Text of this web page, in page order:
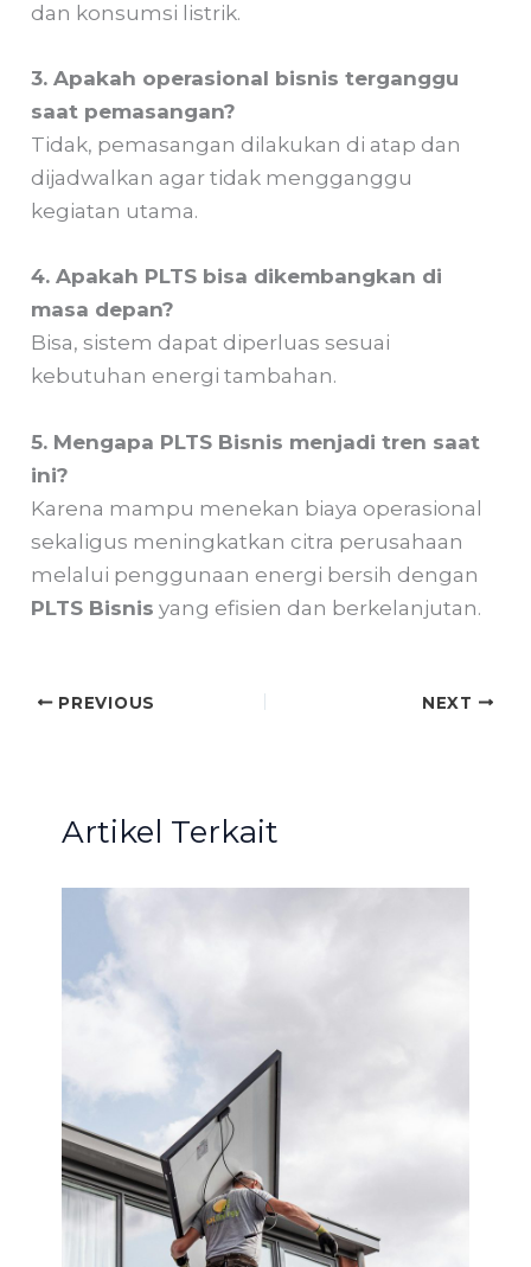
dan konsumsi listrik.
3. Apakah operasional bisnis terganggu
saat pemasangan?
Tidak, pemasangan dilakukan di atap dan
dijadwalkan agar tidak mengganggu
kegiatan utama.
4. Apakah PLTS bisa dikembangkan di
masa depan?
Bisa, sistem dapat diperluas sesuai
kebutuhan energi tambahan.
5. Mengapa PLTS Bisnis menjadi tren saat
ini?
Karena mampu menekan biaya operasional
sekaligus meningkatkan citra perusahaan
melalui penggunaan energi bersih dengan
PLTS Bisnis yang efisien dan berkelanjutan.
PREVIOUS NEXT
Artikel Terkait